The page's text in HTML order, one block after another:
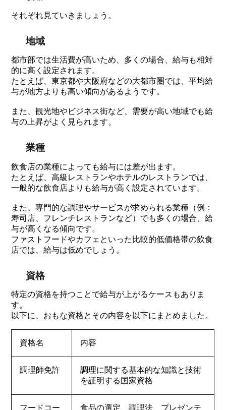
それぞれ見ていきましょう。
地域
都市部では生活費が高いため、多くの場合、給与も相対
的に高く設定されます。
たとえば、東京都や大阪府などの大都市圏では、平均給
与が地方よりも高い傾向があるようです。
また、観光地やビジネス街など、需要が高い地域でも給
与の上昇がよく見られます。
業種
飲食店の業種によっても給与には差が出ます。
たとえば、高級レストランやホテルのレストランでは、
一般的な飲食店よりも給与が高く設定されています。
また、専門的な調理やサービスが求められる業種（例：
寿司店、フレンチレストランなど）でも多くの場合、給
与が高くなる傾向です。
ファストフードやカフェといった比較的低価格帯の飲食
店では、給与は低めでしょう。
資格
特定の資格を持つことで給与が上がるケースもありま
す。
以下に、おもな資格とその内容を以下にまとめました。
資格名 内容
調理師免許
調理に関する基本的な知識と技術
を証明する国家資格
フードコー 食品の選定、調理法、プレゼンテ